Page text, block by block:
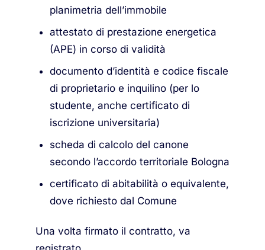
planimetria dell’immobile
attestato di prestazione energetica
(APE) in corso di validità
documento d’identità e codice fiscale
di proprietario e inquilino (per lo
studente, anche certificato di
iscrizione universitaria)
scheda di calcolo del canone
secondo l’accordo territoriale Bologna
certificato di abitabilità o equivalente,
dove richiesto dal Comune
Una volta firmato il contratto, va